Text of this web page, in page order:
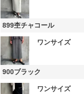
899杢チャコール
ワンサイズ
900ブラック
ワンサイズ